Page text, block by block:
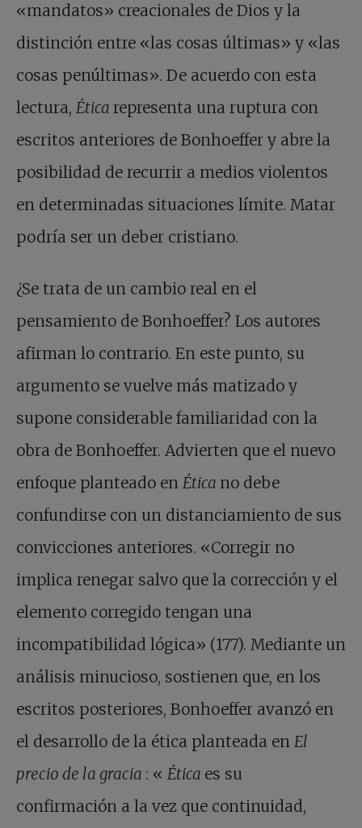
«mandatos» creacionales de Dios y la
distinción entre «las cosas últimas» y «las
cosas penúltimas». De acuerdo con esta
lectura, Ética representa una ruptura con
escritos anteriores de Bonhoeffer y abre la
posibilidad de recurrir a medios violentos
en determinadas situaciones límite. Matar
podría ser un deber cristiano.
¿Se trata de un cambio real en el
pensamiento de Bonhoeffer? Los autores
afirman lo contrario. En este punto, su
argumento se vuelve más matizado y
supone considerable familiaridad con la
obra de Bonhoeffer. Advierten que el nuevo
enfoque planteado en Ética no debe
confundirse con un distanciamiento de sus
convicciones anteriores. «Corregir no
implica renegar salvo que la corrección y el
elemento corregido tengan una
incompatibilidad lógica» (177). Mediante un
análisis minucioso, sostienen que, en los
escritos posteriores, Bonhoeffer avanzó en
el desarrollo de la ética planteada en El
precio de la gracia : « Ética es su
confirmación a la vez que continuidad,